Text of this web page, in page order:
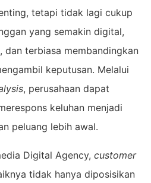
tetapi tidak lagi cukup
yang semakin digital,
dan terbiasa membandingkan
keputusan. Melalui
, perusahaan dapat
keluhan menjadi
peluang lebih awal.
Digital Agency, customer
tidak hanya diposisikan